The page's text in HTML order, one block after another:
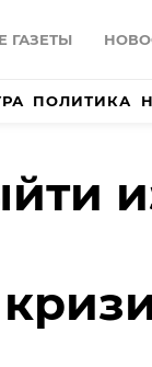
ГАЗЕТЫ
ПОЛИТИКА